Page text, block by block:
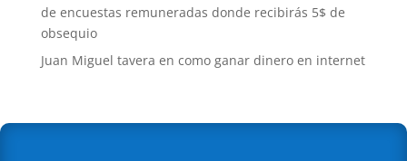
de encuestas remuneradas donde recibirás 5$ de
obsequio
Juan Miguel tavera en como ganar dinero en internet